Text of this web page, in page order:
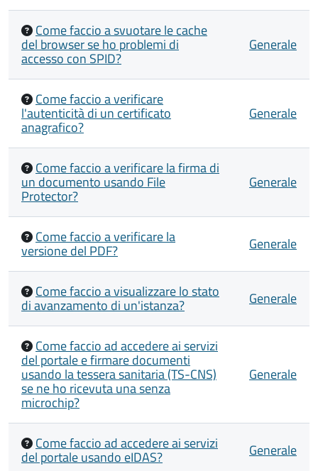
Come faccio a svuotare le cache
del browser se ho problemi di
accesso con SPID?
Generale
Come faccio a verificare
l'autenticità di un certificato
anagrafico?
Generale
Come faccio a verificare la firma di
un documento usando File
Protector?
Generale
Come faccio a verificare la
versione del PDF? Generale
Come faccio a visualizzare lo stato
di avanzamento di un'istanza? Generale
Come faccio ad accedere ai servizi
del portale e firmare documenti
usando la tessera sanitaria (TS-CNS)
se ne ho ricevuta una senza
microchip?
Generale
Come faccio ad accedere ai servizi
del portale usando eIDAS? Generale